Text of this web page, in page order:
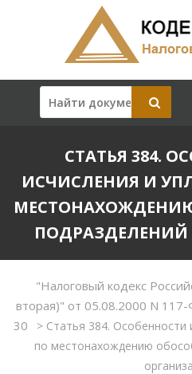
СТАТЬЯ 384.
ИСЧИСЛЕНИЯ И
"Налоговый кодекс
вторая)" от 05.08.2000 N
30
>Статья 384. Особенности
по местонахождению